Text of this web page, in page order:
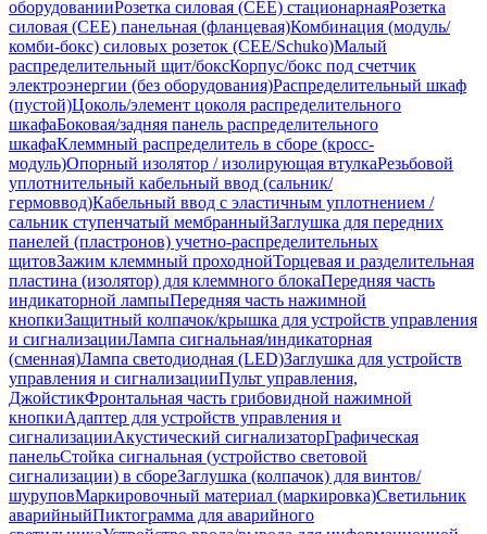
оборудованииРозетка силовая (CEE) стационарнаяРозетка
силовая (CEE) панельная (фланцевая)Комбинация (модуль/
комби-бокс) силовых розеток (CEE/Schuko)Малый
распределительный щит/боксКорпус/бокс под счетчик
электроэнергии (без оборудования)Распределительный шкаф
(пустой)Цоколь/элемент цоколя распределительного
шкафаБоковая/задняя панель распределительного
шкафаКлеммный распределитель в сборе (кросс-
модуль)Опорный изолятор / изолирующая втулкаРезьбовой
уплотнительный кабельный ввод (сальник/
гермоввод)Кабельный ввод с эластичным уплотнением /
сальник ступенчатый мембранныйЗаглушка для передних
панелей (пластронов) учетно-распределительных
щитовЗажим клеммный проходнойТорцевая и разделительная
пластина (изолятор) для клеммного блокаПередняя часть
индикаторной лампыПередняя часть нажимной
кнопкиЗащитный колпачок/крышка для устройств управления
и сигнализацииЛампа сигнальная/индикаторная
(сменная)Лампа светодиодная (LED)Заглушка для устройств
управления и сигнализацииПульт управления,
ДжойстикФронтальная часть грибовидной нажимной
кнопкиАдаптер для устройств управления и
сигнализацииАкустический сигнализаторГрафическая
панельСтойка сигнальная (устройство световой
сигнализации) в сбореЗаглушка (колпачок) для винтов/
шуруповМаркировочный материал (маркировка)Светильник
аварийныйПиктограмма для аварийного